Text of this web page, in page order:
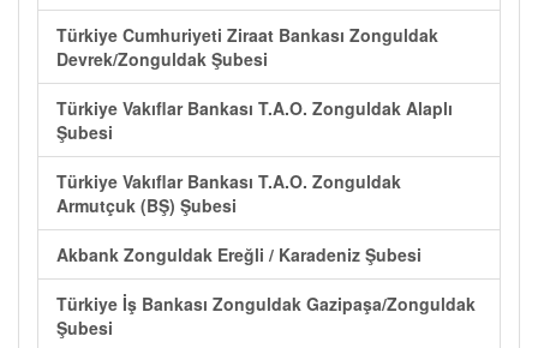
Türkiye Cumhuriyeti Ziraat Bankası Zonguldak
Devrek/Zonguldak Şubesi
Türkiye Vakıflar Bankası T.A.O. Zonguldak Alaplı
Şubesi
Türkiye Vakıflar Bankası T.A.O. Zonguldak
Armutçuk (BŞ) Şubesi
Akbank Zonguldak Ereğli / Karadeniz Şubesi
Türkiye İş Bankası Zonguldak Gazipaşa/Zonguldak
Şubesi